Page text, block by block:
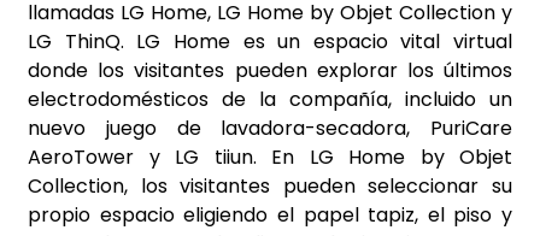
llamadas LG Home, LG Home by Objet Collection y
LG ThinQ. LG Home es un espacio vital virtual
donde los visitantes pueden explorar los últimos
electrodomésticos de la compañía, incluido un
nuevo juego de lavadora-secadora, PuriCare
AeroTower y LG tiiun. En LG Home by Objet
Collection, los visitantes pueden seleccionar su
propio espacio eligiendo el papel tapiz, el piso y